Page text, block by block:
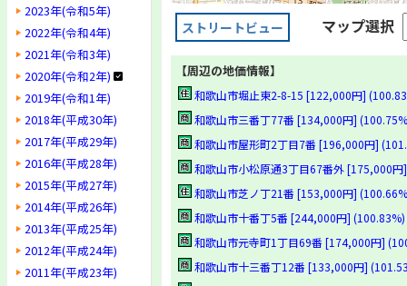
ストリートビュー マップ選択
【周辺の地価情報】
和歌山市堀止東2-8-15 [122,000円]
和歌山市三番丁77番 [134,000円]
和歌山市屋形町2丁目7番 [196,000円]
和歌山市小松原通3丁目67番外 [175,000
和歌山市芝ノ丁21番 [153,000円]
和歌山市十番丁5番 [244,000円] (100.83%)
和歌山市元寺町1丁目69番 [174,000円]
和歌山市十三番丁12番 [133,000円]
2023年(令和5年)
2022年(令和4年)
2021年(令和3年)
2020年(令和2年)
2019年(令和1年)
2018年(平成30年)
2017年(平成29年)
2016年(平成28年)
2015年(平成27年)
2014年(平成26年)
2013年(平成25年)
2012年(平成24年)
2011年(平成23年)